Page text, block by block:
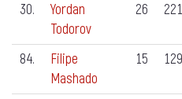
30.
Yordan
Todorov
26
84.
Filipe
Mashado
15